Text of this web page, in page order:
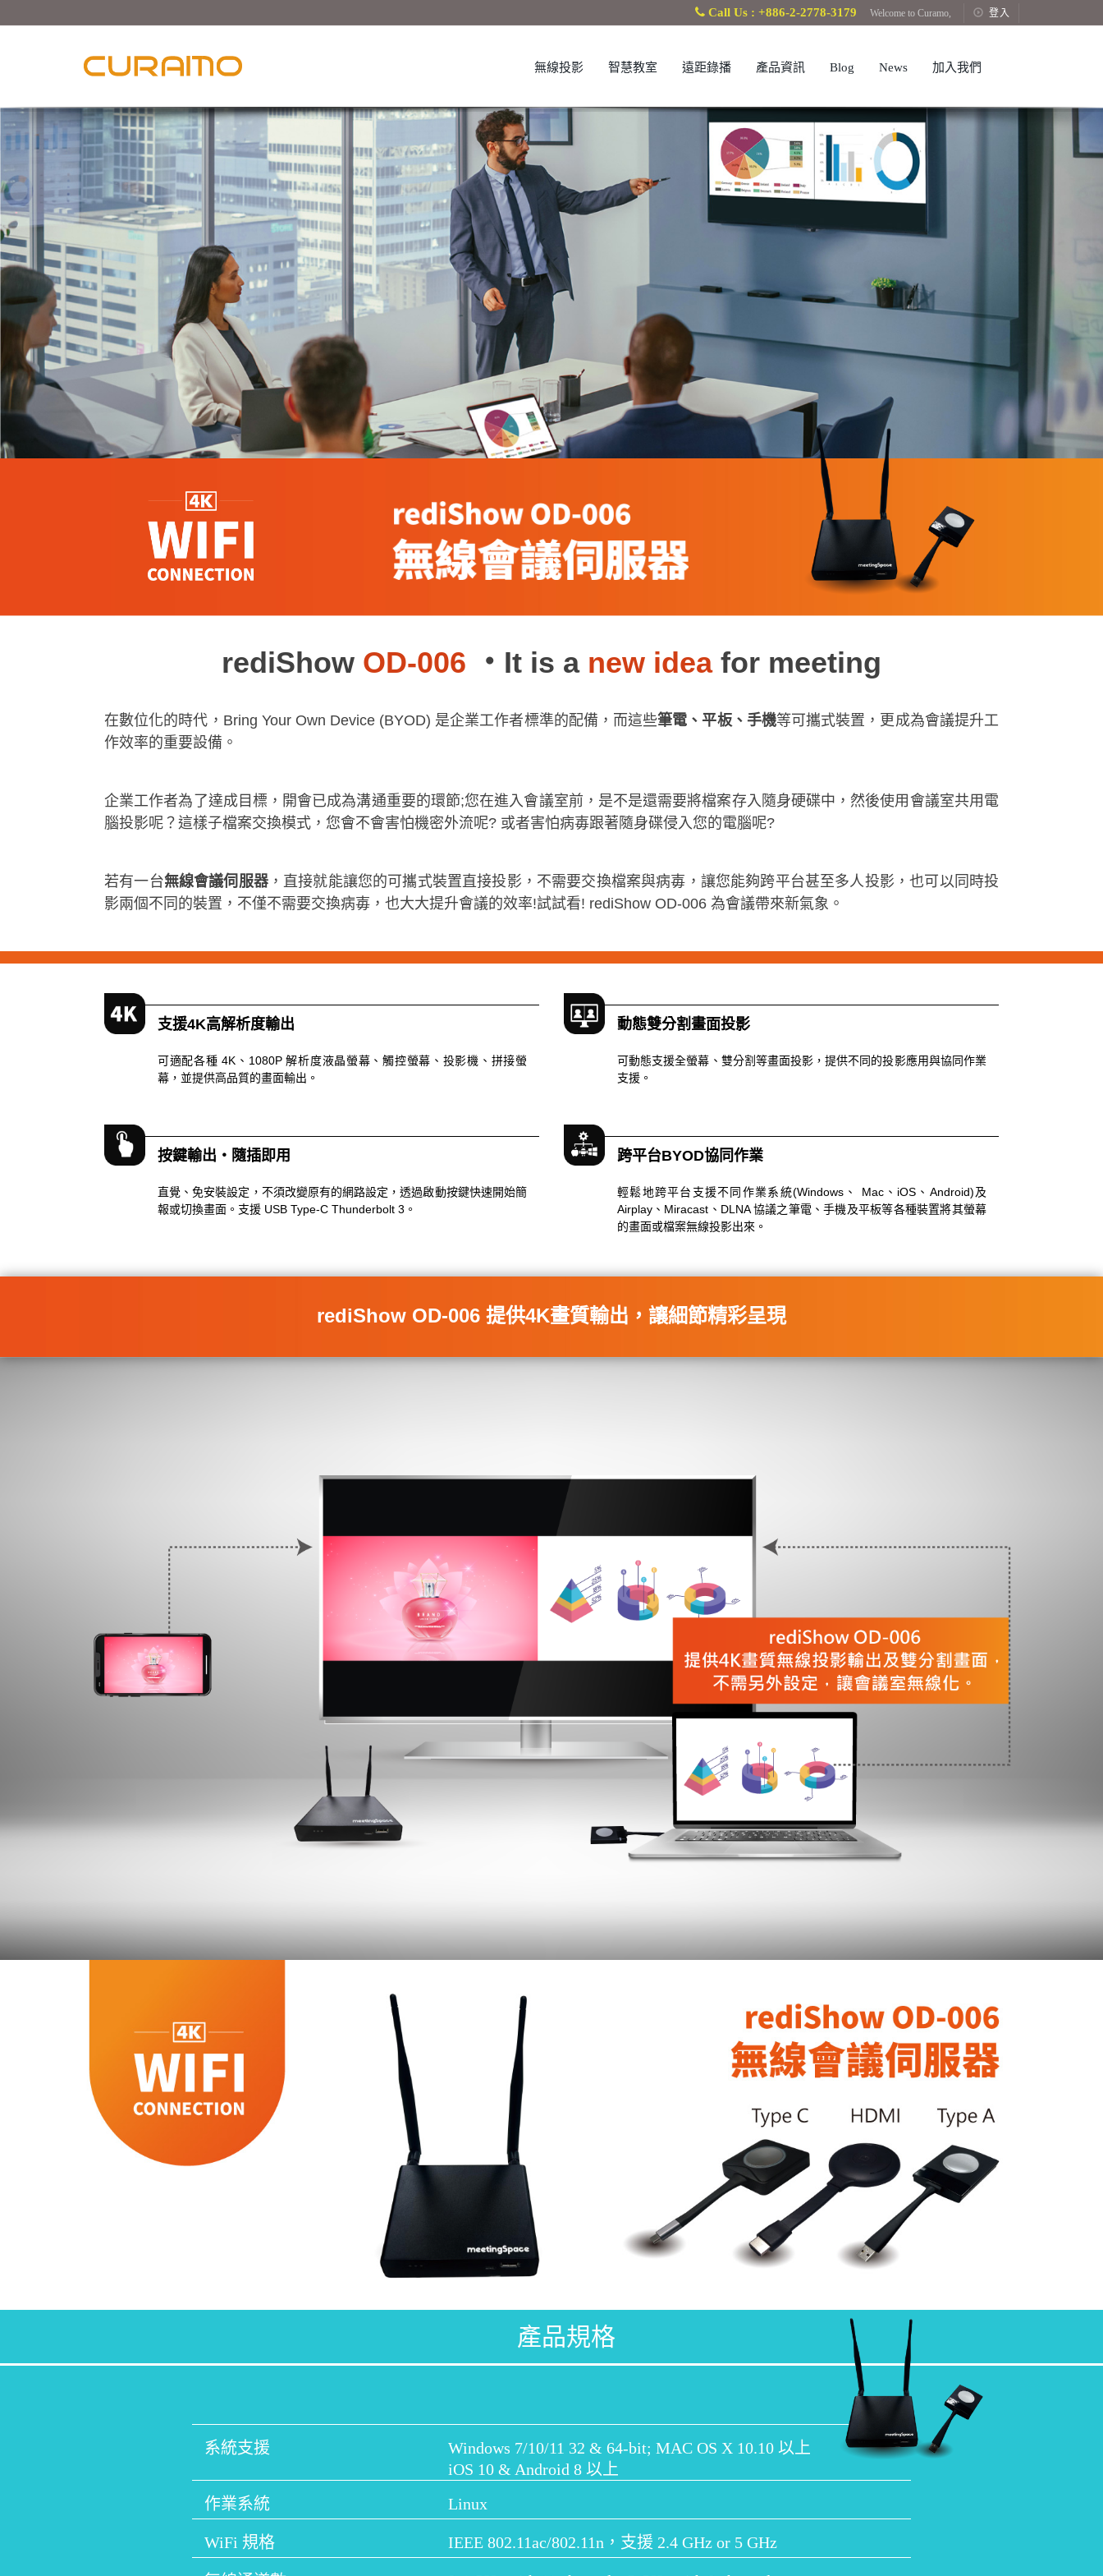
Call Us : +886-2-2778-3179 Welcome to Curamo, 登入
無線投影 智慧教室 遠距錄播 產品資訊 Blog News 加入我們
rediShow OD-006 ・It is a new idea for meeting
在數位化的時代，Bring Your Own Device (BYOD) 是企業工作者標準的配備，而這些筆電、平板、手機等可攜式裝置，更成為會議提升工
作效率的重要設備。
企業工作者為了達成目標，開會已成為溝通重要的環節;您在進入會議室前，是不是還需要將檔案存入隨身硬碟中，然後使用會議室共用電
腦投影呢？這樣子檔案交換模式，您會不會害怕機密外流呢? 或者害怕病毐跟著隨身碟侵入您的電腦呢?
若有一台無線會議伺服器，直接就能讓您的可攜式裝置直接投影，不需要交換檔案與病毐，讓您能夠跨平台甚至多人投影，也可以同時投
影兩個不同的裝置，不僅不需要交換病毐，也大大提升會議的效率!試試看! rediShow OD-006 為會議帶來新氣象。
支援4K高解析度輸出
可適配各種 4K、1080P 解析度液晶螢幕、觸控螢幕、投影機、拼接螢
幕，並提供高品質的畫面輸出。
動態雙分割畫面投影
可動態支援全螢幕、雙分割等畫面投影，提供不同的投影應用與協同作業
支援。
按鍵輸出・隨插即用
直覺、免安裝設定，不須改變原有的網路設定，透過啟動按鍵快速開始簡
報或切換畫面。支援 USB Type-C Thunderbolt 3。
跨平台BYOD協同作業
輕鬆地跨平台支援不同作業系統(Windows、 Mac、iOS、Android)及
Airplay、Miracast、DLNA 協議之筆電、手機及平板等各種裝置將其螢幕
的畫面或檔案無線投影出來。
rediShow OD-006 提供4K畫質輸出，讓細節精彩呈現
產品規格
系統支援
Windows 7/10/11 32 & 64-bit; MAC OS X 10.10 以上
iOS 10 & Android 8 以上
作業系統
Linux
WiFi 規格 IEEE 802.11ac/802.11n，支援 2.4 GHz or 5 GHz